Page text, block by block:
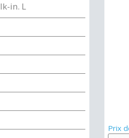
in. L
Prix